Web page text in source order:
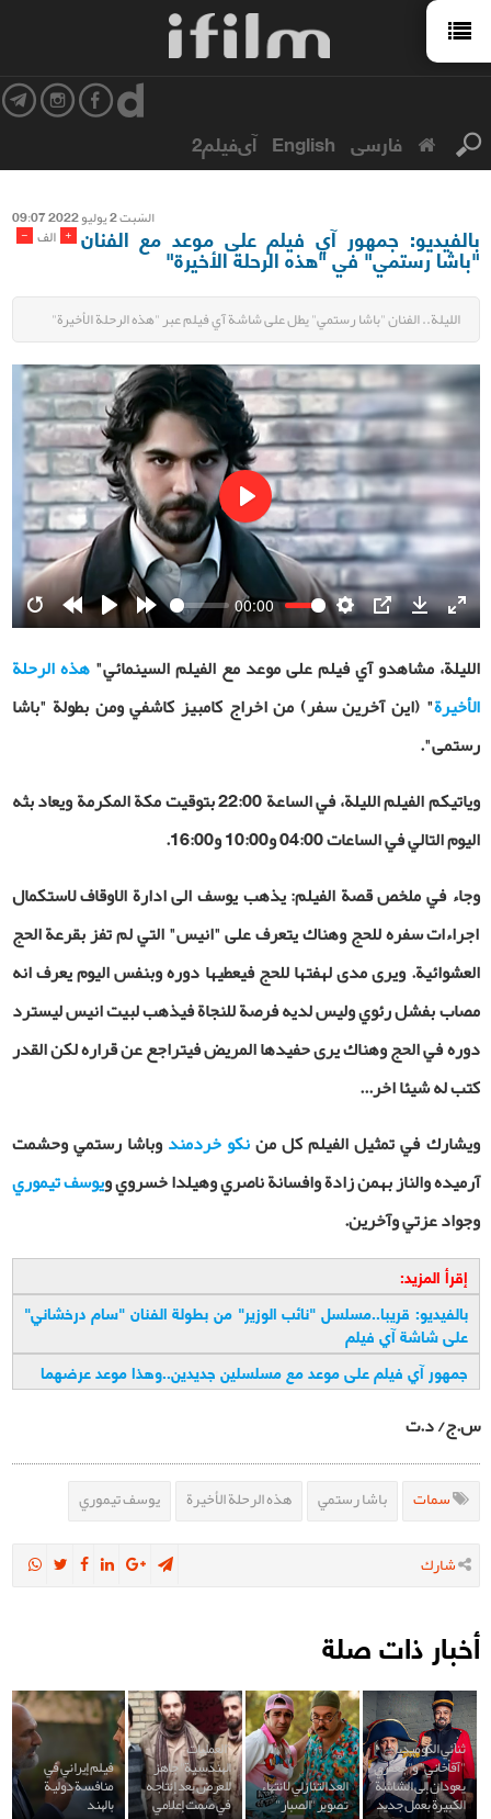
فارسی English آی‌فیلم2
السّبت 2 یولیو 2022 09:07
- الف + بالفيديو: جمهور آي فيلم على موعد مع الفنان
"باشا رستمي" في "هذه الرحلة الأخيرة"
الليلة.. الفنان "باشا رستمي" يطل على شاشة آي فيلم عبر "هذه الرحلة الأخيرة"
RestartRewindPlay Forward
00:00
Settings
PIP Download
Play
الليلة، مشاهدو آي فيلم على موعد مع الفيلم السينمائي"هذه الرحلة
الأخيرة" (اين آخرين سفر) من اخراج كامبيز كاشفي ومن بطولة "باشا
رستمی".
ویاتیکم الفیلم اللیلة، في الساعة 22:00 بتوقيت مكة المكرمة ويعاد بثه
الیوم التالي في الساعات 04:00 و10:00 و16:00.
وجاء في ملخص قصة الفيلم: يذهب يوسف الى ادارة الاوقاف لاستكمال
اجراءات سفره للحج وهناك يتعرف على "انيس" التي لم تفز بقرعة الحج
العشوائية. ويرى مدى لهفتها للحج فيعطيها دوره وبنفس اليوم يعرف انه
مصاب بفشل رئوي وليس لديه فرصة للنجاة فيذهب لبيت انيس ليسترد
دوره في الحج وهناك يرى حفيدها المريض فيتراجع عن قراره لكن القدر
كتب له شيئا اخر...
ويشارك في تمثيل الفيلم كل مننكو خردمندوباشا رستمي وحشمت
آرميده والناز بهمن زادة وافسانة ناصري وهيلدا خسروي ويوسف تيموري
وجواد عزتي وآخرين.
إقرأ المزيد:
بالفيديو: قريبا..مسلسل "نائب الوزير" من بطولة الفنان "سام درخشاني"
على شاشة آي فيلم
جمهور آي فيلم على موعد مع مسلسلين جديدين..وهذا موعد عرضهما
س.ج/ د.ت
سمات باشا رستمي هذه الرحلة الأخيرة يوسف تيموري
شارك
أخبار ذات صلة
ثنائي الكوميديا
"آقاخاني" و"جعفري"
يعودان إلى الشاشة
الكبيرة بعمل جديد
العد التنازلي لانتهاء
تصوير "الصبار"
"العمليات
الهندسية" جاهز
للعرض بعد إنتاجه
في صمت إعلامي
فيلم إيراني في
منافسة دولية
بالهند